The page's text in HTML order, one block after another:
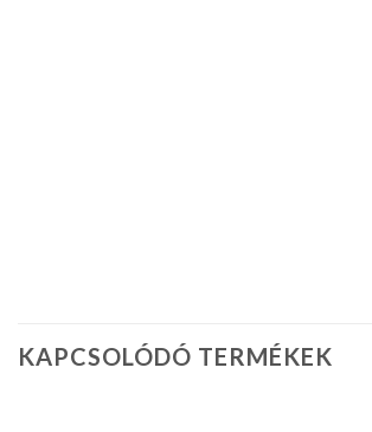
KAPCSOLÓDÓ TERMÉKEK